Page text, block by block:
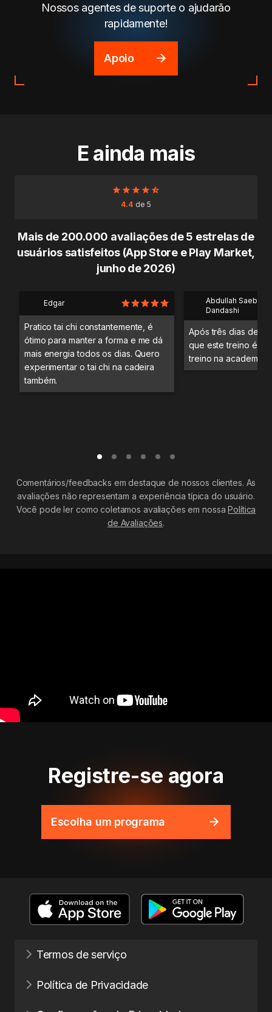
Nossos agentes de suporte o ajudarão
rapidamente!
Apoio
E ainda mais
4.4 de 5
Mais de 200.000 avaliações de 5 estrelas de
usuários satisfeitos (App Store e Play Market,
junho de 2026)
Edgar
Pratico tai chi constantemente, é
ótimo para manter a forma e me dá
mais energia todos os dias. Quero
experimentar o tai chi na cadeira
também.
Abdullah Saeb Al
Dandashi
Após três dias de
que este treino é
treino na academia.
Comentários/feedbacks em destaque de nossos clientes. As
avaliações não representam a experiência típica do usuário.
Você pode ler como coletamos avaliações em nossaPolítica
de Avaliações.
Registre-se agora
Escolha um programa
Termos de serviço
Política de Privacidade